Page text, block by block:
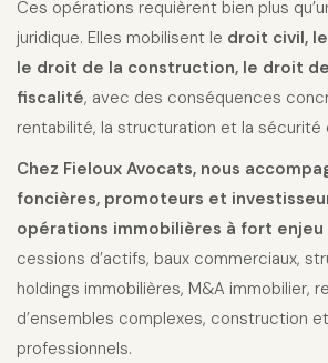
Ces opérations requièrent bien plus
juridique. Elles mobilisent le droit civil,
le droit de la construction, le droit
fiscalité, avec des conséquences
rentabilité, la structuration et la sécurité
Chez Fieloux Avocats, nous
foncières, promoteurs et
opérations immobilières à fort enjeu
cessions d’actifs, baux commerciaux,
holdings immobilières, M&A immobilier,
d’ensembles complexes, construction
professionnels.